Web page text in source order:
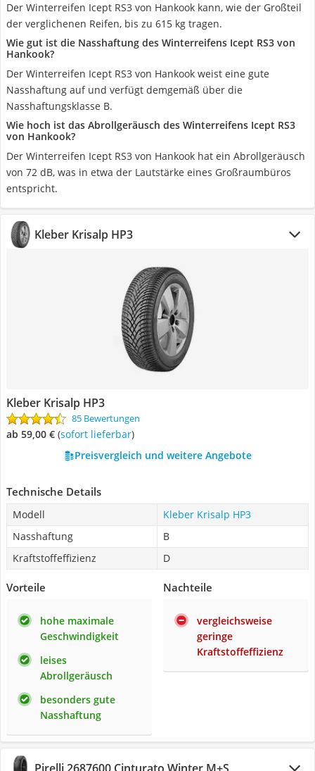
Der Winterreifen Icept RS3 von Hankook kann, wie der Großteil
der verglichenen Reifen, bis zu 615 kg tragen.
Wie gut ist die Nasshaftung des Winterreifens Icept RS3 von
Hankook?
Der Winterreifen Icept RS3 von Hankook weist eine gute
Nasshaftung auf und verfügt demgemäß über die
Nasshaftungsklasse B.
Wie hoch ist das Abrollgeräusch des Winterreifens Icept RS3
von Hankook?
Der Winterreifen Icept RS3 von Hankook hat ein Abrollgeräusch
von 72 dB, was in etwa der Lautstärke eines Großraumbüros
entspricht.
Kleber Krisalp HP3
Kleber Krisalp HP3
85 Bewertungen
ab 59,00 € ( Sofort lieferbar)
Preisvergleich und weitere Angebote
Technische Details
Modell
Kleber Krisalp HP3
Nasshaftung
B
Kraftstoffeffizienz
D
Vorteile
hohe maximale
Geschwindigkeit
leises
Abrollgeräusch
besonders gute
Nasshaftung
Nachteile
vergleichsweise
geringe
Kraftstoffeffizienz